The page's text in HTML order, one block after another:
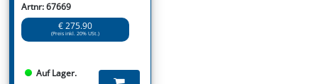
Artnr: 67669
€ 275.90
(Preis inkl. 20% USt.)
Auf Lager.